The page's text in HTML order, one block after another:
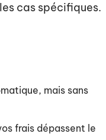
cas spécifiques.
mais sans
frais dépassent le